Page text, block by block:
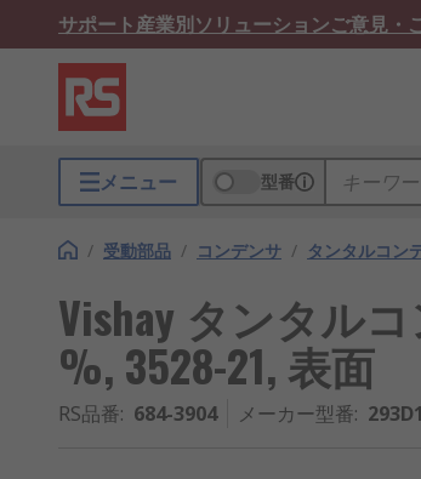
サポート産業別ソリューションご意見・
メニュー 型番
/ 受動部品 / コンデンサ / タンタルコン
Vishay タンタルコ
%, 3528-21, 表面
RS品番: 684-3904 メーカー型番: